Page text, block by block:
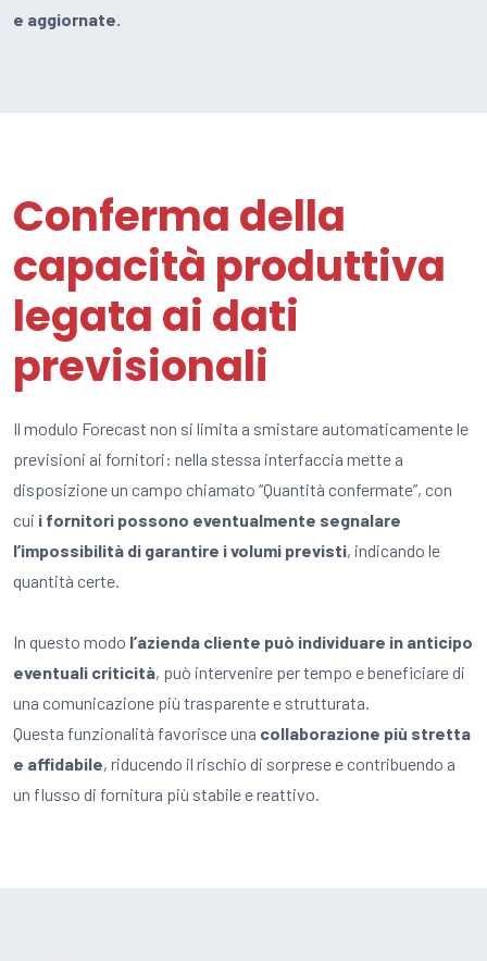
e aggiornate.
Conferma della
capacità produttiva
legata ai dati
previsionali
Il modulo Forecast non si limita a smistare automaticamente le
previsioni ai fornitori: nella stessa interfaccia mette a
disposizione un campo chiamato “Quantità confermate”, con
cui i fornitori possono eventualmente segnalare
l’impossibilità di garantire i volumi previsti, indicando le
quantità certe.
In questo modo l’azienda cliente può individuare in anticipo
eventuali criticità, può intervenire per tempo e beneficiare di
una comunicazione più trasparente e strutturata.
Questa funzionalità favorisce una collaborazione più stretta
e affidabile, riducendo il rischio di sorprese e contribuendo a
un flusso di fornitura più stabile e reattivo.